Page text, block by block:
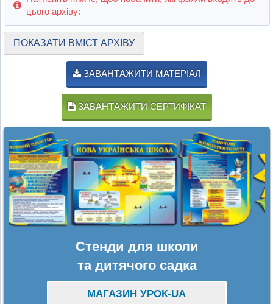
цього архіву:
ПОКАЗАТИ ВМІСТ АРХІВУ
ЗАВАНТАЖИТИ МАТЕРІАЛ
ЗАВАНТАЖИТИ СЕРТИФІКАТ
Стенди для школи
та дитячого садка
МАГАЗИН УРОК-UA